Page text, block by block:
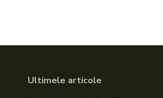
Ultimele articole